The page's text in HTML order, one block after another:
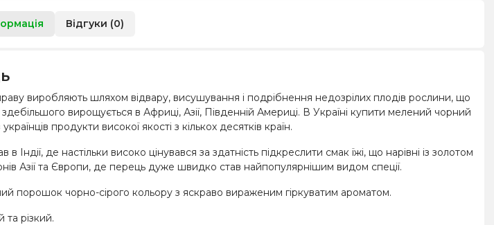
Відгуки (0)
виробляють шляхом відвару, висушування і подрібнення недозрілих плодів рослини, що
вирощується в Африці, Азії, Південній Америці. В Україні купити мелений чорний
продукти високої якості з кількох десятків країн.
де настільки високо цінувався за здатність підкреслити смак їжі, що нарівні із золотом
Азії та Європи, де перець дуже швидко став найпопулярнішим видом спеції.
порошок чорно-сірого кольору з яскраво вираженим гіркуватим ароматом.
різкий.